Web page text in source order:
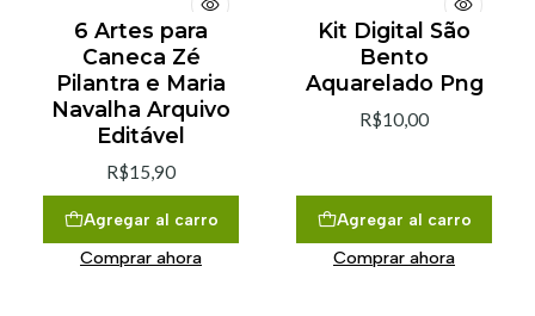
6 Artes para
Caneca Zé
Pilantra e Maria
Navalha Arquivo
Editável
R$15,90
Agregar al carro
Comprar ahora
Kit Digital São
Bento
Aquarelado Png
R$10,00
Agregar al carro
Comprar ahora